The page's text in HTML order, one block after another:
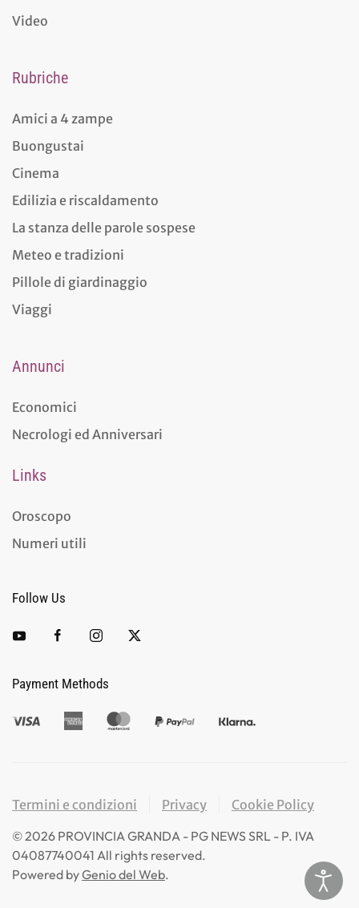
Video
Rubriche
Amici a 4 zampe
Buongustai
Cinema
Edilizia e riscaldamento
La stanza delle parole sospese
Meteo e tradizioni
Pillole di giardinaggio
Viaggi
Annunci
Economici
Necrologi ed Anniversari
Links
Oroscopo
Numeri utili
Follow Us
Payment Methods
Termini e condizioni Privacy
Cookie Policy
©2026 PROVINCIA GRANDA - PG NEWS SRL - P. IVA
04087740041 All rights reserved.
Powered byGenio del Web.